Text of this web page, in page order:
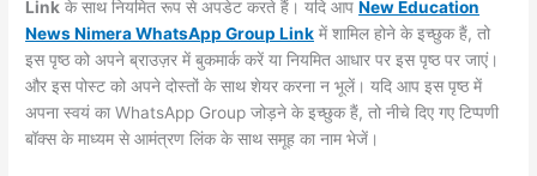
Link के साथ नियमित रूप से अपडेट करते हैं। यदि आपNew Education
News Nimera WhatsApp Group Link में शामिल होने के इच्छुक हैं, तो
इस पृष्ठ को अपने ब्राउज़र में बुकमार्क करें या नियमित आधार पर इस पृष्ठ पर जाएं।
और इस पोस्ट को अपने दोस्तों के साथ शेयर करना न भूलें। यदि आप इस पृष्ठ में
अपना स्वयं का WhatsApp Group जोड़ने के इच्छुक हैं, तो नीचे दिए गए टिप्पणी
बॉक्स के माध्यम से आमंत्रण लिंक के साथ समूह का नाम भेजें।